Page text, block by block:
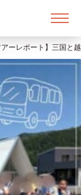
アーレポート】三国